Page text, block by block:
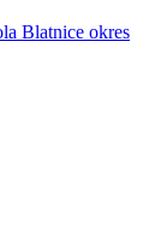
Blatnice okres